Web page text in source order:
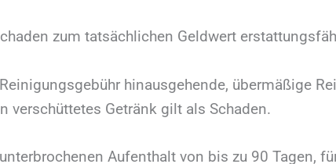
zum tatsächlichen Geldwert
hinausgehende, übermäßige
verschüttetes Getränk gilt als Schaden.
Aufenthalt von bis zu 90 Tagen,